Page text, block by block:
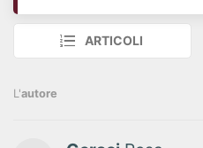
ARTICOLI
L'autore